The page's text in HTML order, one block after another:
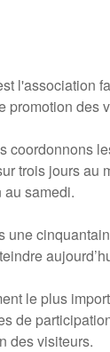
l'association
promotion des
coordonnons
trois jours au
au samedi.
une
le plus
de
des visiteurs.